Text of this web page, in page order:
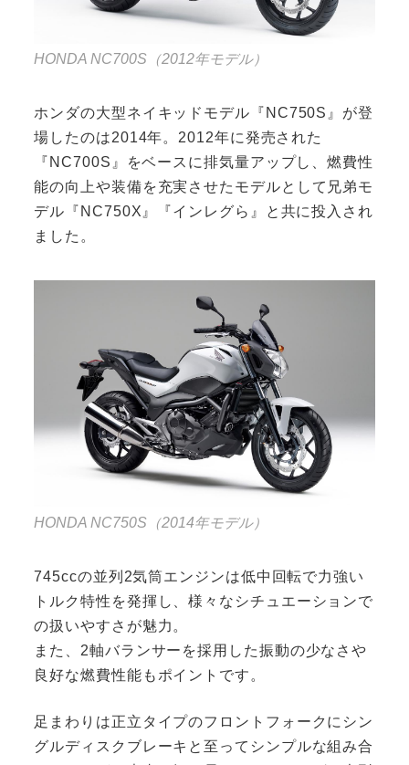
HONDA NC700S（2012年モデル）
ホンダの大型ネイキッドモデル『NC750S』が登
場したのは2014年。2012年に発売された
『NC700S』をベースに排気量アップし、燃費性
能の向上や装備を充実させたモデルとして兄弟モ
デル『NC750X』『インレグら』と共に投入され
ました。
HONDA NC750S（2014年モデル）
745ccの並列2気筒エンジンは低中回転で力強い
トルク特性を発揮し、様々なシチュエーションで
の扱いやすさが魅力。
また、2軸バランサーを採用した振動の少なさや
良好な燃費性能もポイントです。
足まわりは正立タイプのフロントフォークにシン
グルディスクブレーキと至ってシンプルな組み合